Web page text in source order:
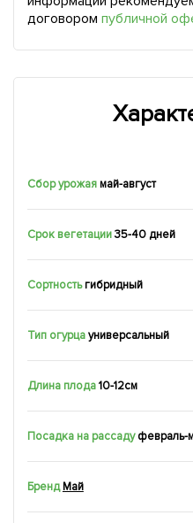
договором публичной
Сбор урожаямай-август
Срок вегетации 35-40 дней
Сортностьгибридный
Тип огурцауниверсальный
Длина плода10-12см
Посадка на рассаду февраль-
Бренд Май